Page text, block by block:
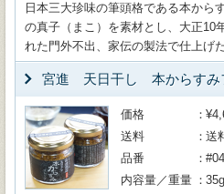
日本三大珍味の筆頭格である本から
の真子（まこ）を素材とし、大正10
れた門外不出、家伝の製法で仕上げ
宮進 天日干し 本からすみ
価格
送料
送
品番
内容量／重量